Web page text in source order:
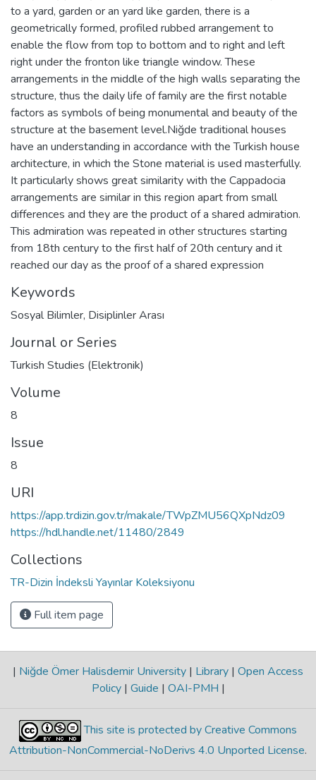
to a yard, garden or an yard like garden, there is a
geometrically formed, profiled rubbed arrangement to
enable the flow from top to bottom and to right and left
right under the fronton like triangle window. These
arrangements in the middle of the high walls separating the
structure, thus the daily life of family are the first notable
factors as symbols of being monumental and beauty of the
structure at the basement level.Niğde traditional houses
have an understanding in accordance with the Turkish house
architecture, in which the Stone material is used masterfully.
It particularly shows great similarity with the Cappadocia
arrangements are similar in this region apart from small
differences and they are the product of a shared admiration.
This admiration was repeated in other structures starting
from 18th century to the first half of 20th century and it
reached our day as the proof of a shared expression
Keywords
Sosyal Bilimler, Disiplinler Arası
Journal or Series
Turkish Studies (Elektronik)
Volume
8
Issue
8
URI
https://app.trdizin.gov.tr/makale/TWpZMU56QXpNdz09
https://hdl.handle.net/11480/2849
Collections
TR-Dizin İndeksli Yayınlar Koleksiyonu
Full item page
| Niğde Ömer Halisdemir University | Library | Open Access
Policy | Guide | OAI-PMH |
This site is protected by Creative Commons
Attribution-NonCommercial-NoDerivs 4.0 Unported License.